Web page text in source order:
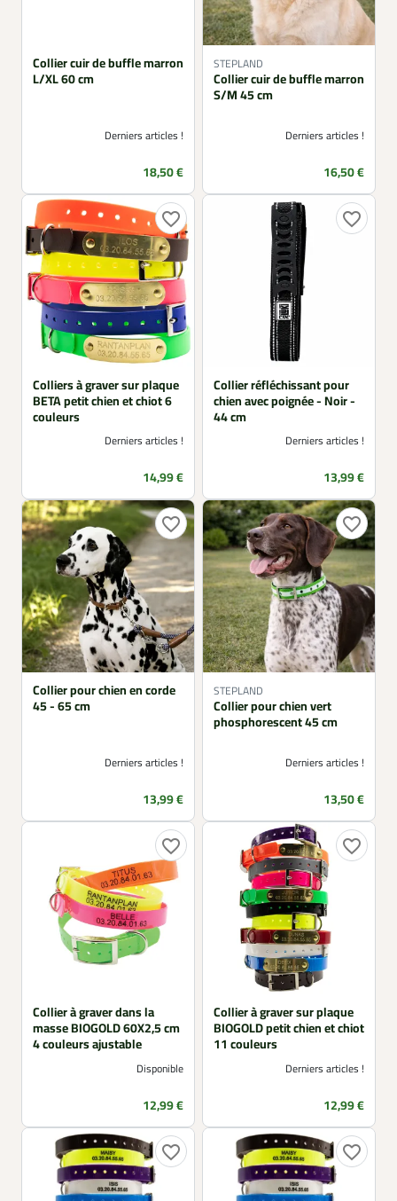
Collier cuir de buffle marron
L/XL 60 cm
Derniers articles !
Prix
18,50 €
STEPLAND
Collier cuir de buffle marron
S/M 45 cm
Derniers articles !
Prix
16,50 €
favorite_border
Colliers à graver sur plaque
BETA petit chien et chiot 6
couleurs
Derniers articles !
Prix
14,99 €
favorite_border
Collier réfléchissant pour
chien avec poignée - Noir -
44 cm
Derniers articles !
Prix
13,99 €
favorite_border
Collier pour chien en corde
45 - 65 cm
Derniers articles !
Prix
13,99 €
favorite_border
STEPLAND
Collier pour chien vert
phosphorescent 45 cm
Derniers articles !
Prix
13,50 €
favorite_border
Collier à graver dans la
masse BIOGOLD 60X2,5 cm
4 couleurs ajustable
Disponible
Prix
12,99 €
favorite_border
Collier à graver sur plaque
BIOGOLD petit chien et chiot
11 couleurs
Derniers articles !
Prix
12,99 €
favorite_border favorite_border